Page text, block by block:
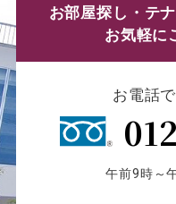
お部屋探し・テ
お気軽に
お電話
午前9時～